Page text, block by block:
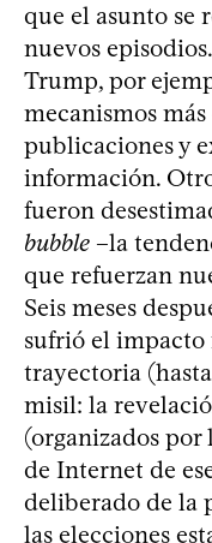
que el asunto se
nuevos
Trump, por
mecanismos
publicaciones y
información.
fueron
bubble –la
que refuerzan
Seis meses
sufrió el impacto
trayectoria
misil: la
(organizados
de Internet de
deliberado de la
las elecciones